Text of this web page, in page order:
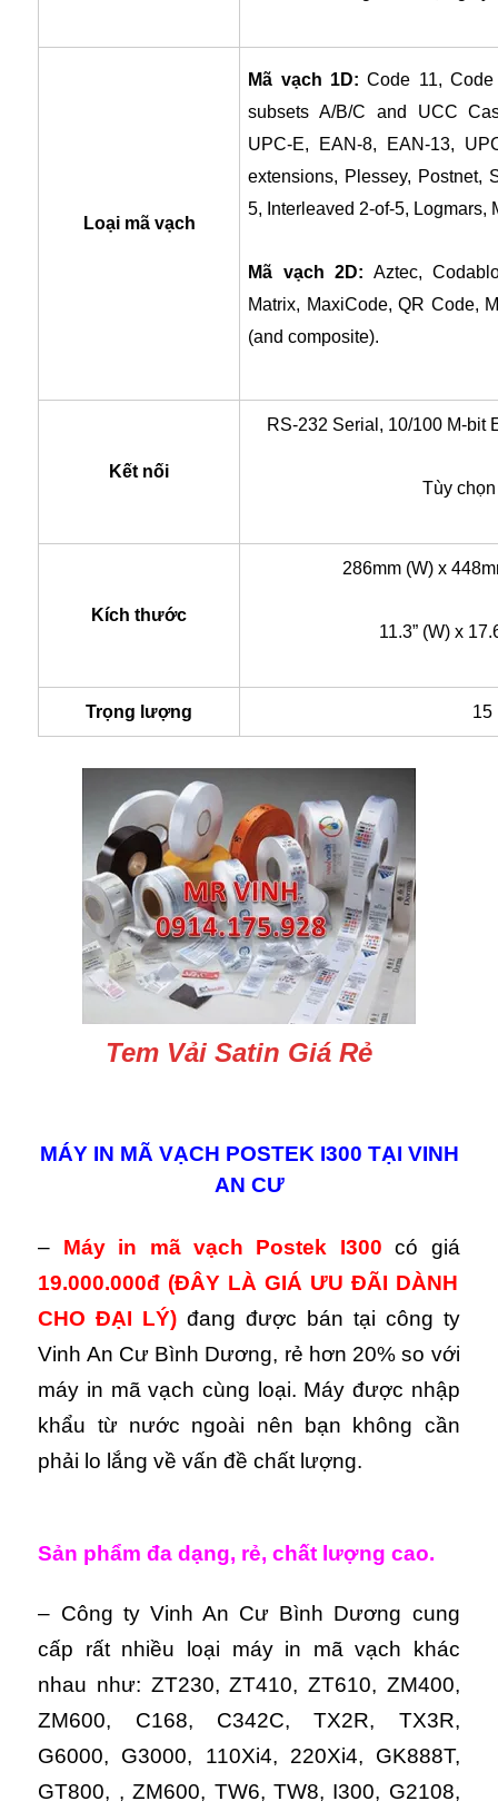
Loại mã vạch
Mã vạch 1D:Code 11,
subsets A/B/C and UCC
UPC-E, EAN-8, EAN-13,
extensions, Plessey, Postnet,
5, Interleaved 2-of-5, Logmars,
Mã vạch 2D: Aztec,
Matrix, MaxiCode, QR Code,
(and composite).
Kết nối
RS-232 Serial, 10/100 M-bit
Tùy
Kích thước
286mm (W) x
11.3” (W) x
Trọng lượng 15
Tem Vải Satin Giá Rẻ
MÁY IN MÃ VẠCH POSTEK I300 TẠI VINH
AN CƯ
– Máy in mã vạch Postek I300có giá
19.000.000đ (ĐÂY LÀ GIÁ ƯU ĐÃI DÀNH
CHO ĐẠI LÝ) đang được bán tại công ty
Vinh An Cư Bình Dương, rẻ hơn 20% so với
máy in mã vạch cùng loại. Máy được nhập
khẩu từ nước ngoài nên bạn không cần
phải lo lắng về vấn đề chất lượng.
Sản phẩm đa dạng, rẻ, chất lượng cao.
– Công ty Vinh An Cư Bình Dương cung
cấp rất nhiều loại máy in mã vạch khác
nhau như: ZT230, ZT410, ZT610, ZM400,
ZM600, C168, C342C, TX2R, TX3R,
G6000, G3000, 110Xi4, 220Xi4, GK888T,
GT800, , ZM600, TW6, TW8, I300, G2108,